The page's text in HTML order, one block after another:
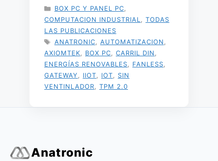
CATEGORÍAS
BOX PC Y PANEL PC
COMPUTACION INDUSTRIAL
TODAS
LAS PUBLICACIONES
ETIQUETAS
ANATRONIC AUTOMATIZACION
AXIOMTEK
BOX PC CARRIL DIN
ENERGÍAS RENOVABLES
FANLESS
GATEWAY
IIOT IOT
SIN
VENTINLADOR
TPM 2.0
Anatronic